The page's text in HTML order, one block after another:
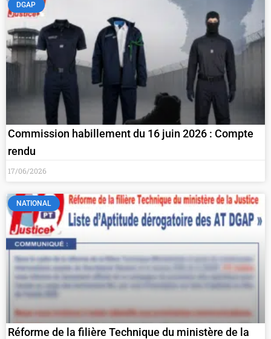
DGAP
Commission habillement du 16 juin 2026 : Compte
rendu
17/06/2026
NATIONAL
Réforme de la filière Technique du ministère de la